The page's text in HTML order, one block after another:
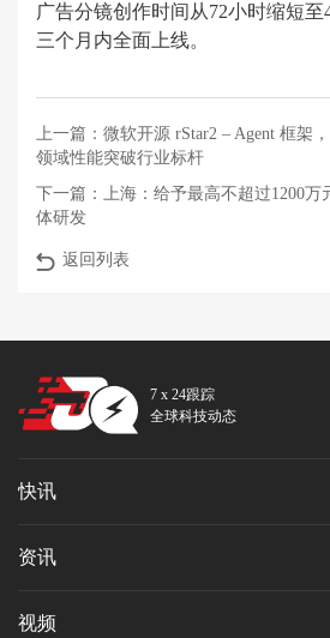
广告分镜创作时间从72小时缩短
三个月内全面上线。
上一篇： 微软开源 rStar2 – Agent 框架
领域性能突破行业标杆
下一篇： 上海：给予最高不超过1200
体研发
返回列表
7 x 24跟踪
全球科技动态
快讯
资讯
视频